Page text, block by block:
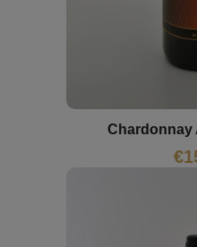
Chardonnay
€